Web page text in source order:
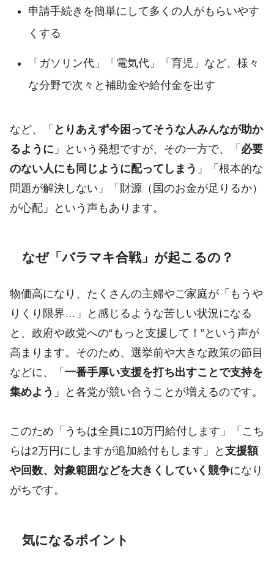
申請手続きを簡単にして多くの人がもらいやす
くする
「ガソリン代」「電気代」「育児」など、様々
な分野で次々と補助金や給付金を出す
など、「 とりあえず今困ってそうな人みんなが助か
るように 」という発想ですが、その一方で、「 必要
のない人にも同じように配ってしまう 」「根本的な
問題が解決しない」「財源（国のお金が足りるか）
が心配」という声もあります。
なぜ「バラマキ合戦」が起こるの？
物価高になり、たくさんの主婦やご家庭が「もうや
りくり限界…」と感じるような苦しい状況になる
と、政府や政党への“もっと支援して！”という声が
高まります。そのため、選挙前や大きな政策の節目
などに、「 一番手厚い支援を打ち出すことで支持を
集めよう 」と各党が競い合うことが増えるのです。
このため「うちは全員に10万円給付します」「こち
らは2万円にしますが追加給付もします」と 支援額
や回数、対象範囲などを大きくしていく競争になり
がちです。
気になるポイント